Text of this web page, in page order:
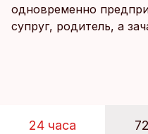
одновременно
супруг, родитель, а
человека. Поэтому
24 часа